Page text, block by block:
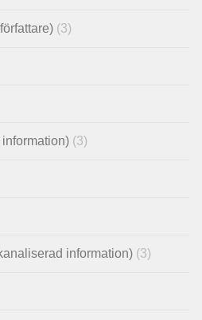
(3)
(3)
information) (3)